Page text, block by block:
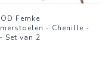
Femke
- Chenille -
Set van 2